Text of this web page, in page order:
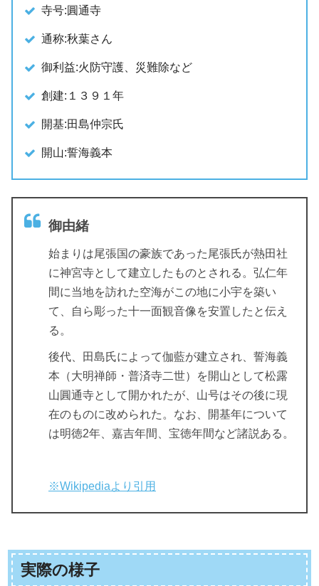
寺号:圓通寺
通称:秋葉さん
御利益:火防守護、災難除など
創建:１３９１年
開基:田島仲宗氏
開山:誓海義本
御由緒
始まりは尾張国の豪族であった尾張氏が熱田社
に神宮寺として建立したものとされる。弘仁年
間に当地を訪れた空海がこの地に小宇を築い
て、自ら彫った十一面観音像を安置したと伝え
る。
後代、田島氏によって伽藍が建立され、誓海義
本（大明禅師・普済寺二世）を開山として松露
山圓通寺として開かれたが、山号はその後に現
在のものに改められた。なお、開基年について
は明徳2年、嘉吉年間、宝徳年間など諸説ある。
※Wikipediaより引用
実際の様子